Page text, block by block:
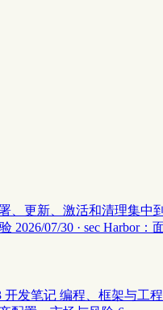
、更新、激活和清理集中
2026/07/30 · sec Harbor：
开发笔记 编程、框架与工